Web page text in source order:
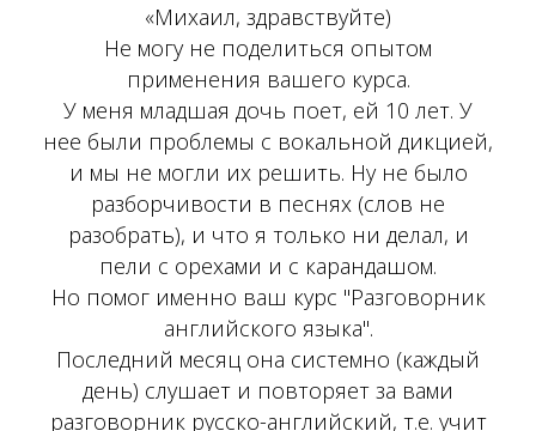
«Михаил, здравствуйте)
Не могу не поделиться опытом
применения вашего курса.
У меня младшая дочь поет, ей 10 лет. У
нее были проблемы с вокальной дикцией,
и мы не могли их решить. Ну не было
разборчивости в песнях (слов не
разобрать), и что я только ни делал, и
пели с орехами и с карандашом.
Но помог именно ваш курс "Разговорник
английского языка".
Последний месяц она системно (каждый
день) слушает и повторяет за вами
разговорник русско-английский, т.е. учит